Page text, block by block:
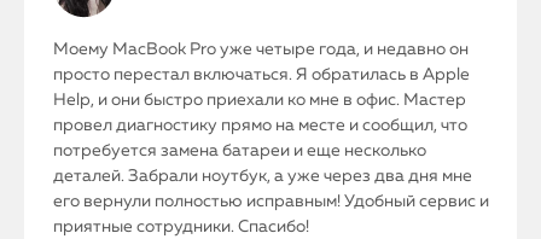
Моему MacBook Pro уже четыре года, и недавно он
просто перестал включаться. Я обратилась в Apple
Help, и они быстро приехали ко мне в офис. Мастер
провел диагностику прямо на месте и сообщил, что
потребуется замена батареи и еще несколько
деталей. Забрали ноутбук, а уже через два дня мне
его вернули полностью исправным! Удобный сервис и
приятные сотрудники. Спасибо!